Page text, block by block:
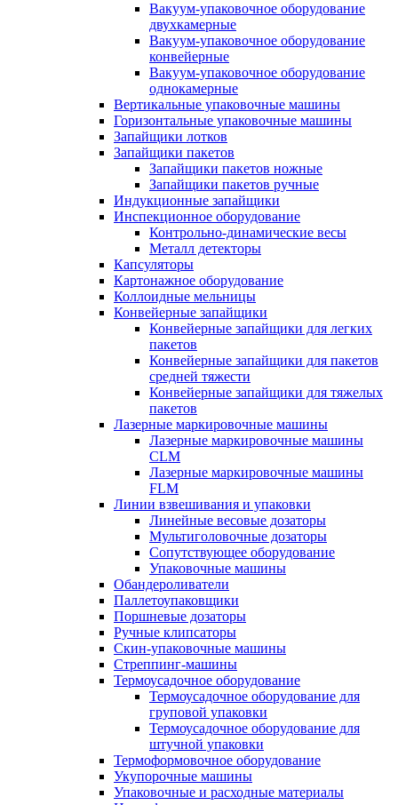
Вакуум-упаковочное оборудование
двухкамерные
Вакуум-упаковочное оборудование
конвейерные
Вакуум-упаковочное оборудование
однокамерные
Вертикальные упаковочные машины
Горизонтальные упаковочные машины
Запайщики лотков
Запайщики пакетов
Запайщики пакетов ножные
Запайщики пакетов ручные
Индукционные запайщики
Инспекционное оборудование
Контрольно-динамические весы
Металл детекторы
Капсуляторы
Картонажное оборудование
Коллоидные мельницы
Конвейерные запайщики
Конвейерные запайщики для легких
пакетов
Конвейерные запайщики для пакетов
средней тяжести
Конвейерные запайщики для тяжелых
пакетов
Лазерные маркировочные машины
Лазерные маркировочные машины
CLM
Лазерные маркировочные машины
FLM
Линии взвешивания и упаковки
Линейные весовые дозаторы
Мультиголовочные дозаторы
Сопутствующее оборудование
Упаковочные машины
Обандероливатели
Паллетоупаковщики
Поршневые дозаторы
Ручные клипсаторы
Скин-упаковочные машины
Стреппинг-машины
Термоусадочное оборудование
Термоусадочное оборудование для
груповой упаковки
Термоусадочное оборудование для
штучной упаковки
Термоформовочное оборудование
Укупорочные машины
Упаковочные и расходные материалы